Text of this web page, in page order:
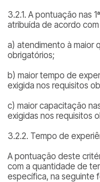
3.2.1. A pontuação nas
atribuída de acordo
a) atendimento à maior
obrigatórios;
b) maior tempo de
exigida nos requisitos
c) maior capacitação
exigidas nos requisitos
3.2.2. Tempo de
A pontuação deste
com a quantidade de
específica, na seguinte